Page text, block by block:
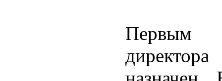
Первым